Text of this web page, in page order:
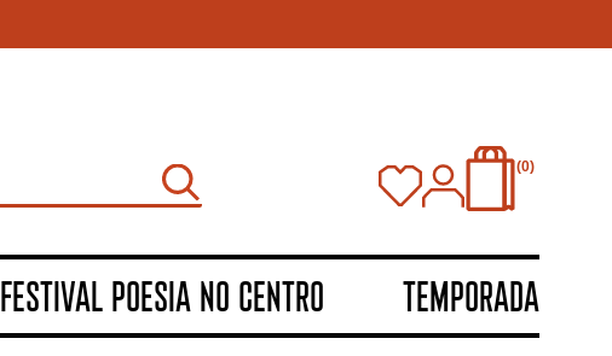
0
FESTIVAL POESIA NO CENTRO TEMPORADA